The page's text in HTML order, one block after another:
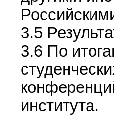
3.5
3.6 По
института.